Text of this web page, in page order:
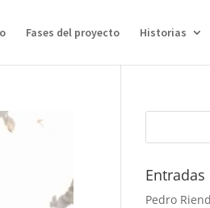
Fases del proyecto Historias
Pedro